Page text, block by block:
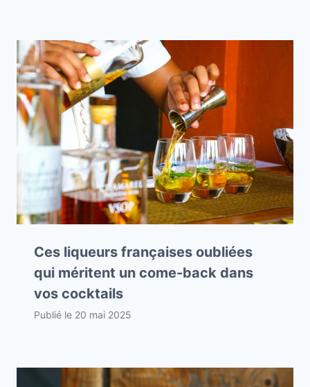
Ces liqueurs françaises oubliées
qui méritent un come-back dans
vos cocktails
Publié le 20 mai 2025